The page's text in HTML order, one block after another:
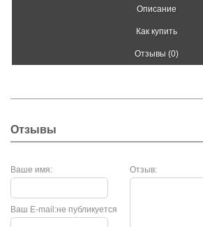
Описание
Как купить
Отзывы (0)
Отзывы
Ваше имя: Отзыв:
не публикуется
Ваш E-mail: